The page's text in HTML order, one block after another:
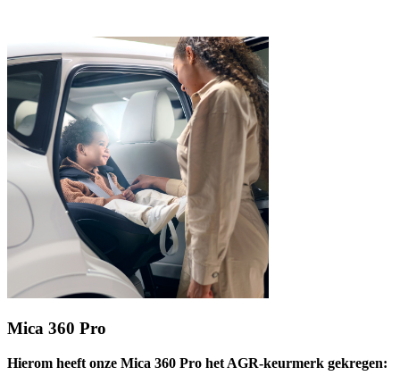
Mica 360 Pro
Hierom heeft onze Mica 360 Pro het AGR-keurmerk gekregen: